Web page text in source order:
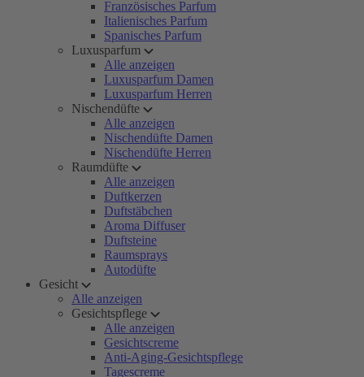
Französisches Parfum
Italienisches Parfum
Spanisches Parfum
Luxusparfum
Alle anzeigen
Luxusparfum Damen
Luxusparfum Herren
Nischendüfte
Alle anzeigen
Nischendüfte Damen
Nischendüfte Herren
Raumdüfte
Alle anzeigen
Duftkerzen
Duftstäbchen
Aroma Diffuser
Duftsteine
Raumsprays
Autodüfte
Gesicht
Alle anzeigen
Gesichtspflege
Alle anzeigen
Gesichtscreme
Anti-Aging-Gesichtspflege
Tagescreme